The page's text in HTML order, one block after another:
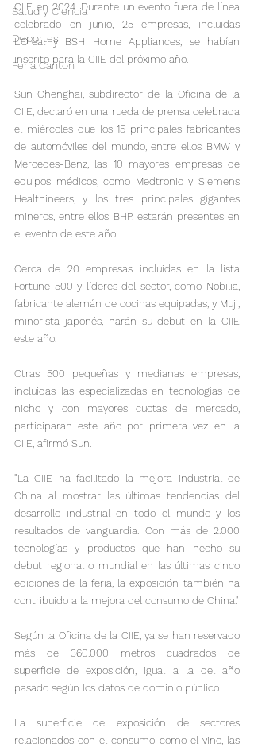
Salud y Ciencia
Deportes
Feria Canton
CIIE en 2024. Durante un evento fuera de línea
celebrado en junio, 25 empresas, incluidas
L'Oreal y BSH Home Appliances, se habían
inscrito para la CIIE del próximo año.
Sun Chenghai, subdirector de la Oficina de la
CIIE, declaró en una rueda de prensa celebrada
el miércoles que los 15 principales fabricantes
de automóviles del mundo, entre ellos BMW y
Mercedes-Benz, las 10 mayores empresas de
equipos médicos, como Medtronic y Siemens
Healthineers, y los tres principales gigantes
mineros, entre ellos BHP, estarán presentes en
el evento de este año.
Cerca de 20 empresas incluidas en la lista
Fortune 500 y líderes del sector, como Nobilia,
fabricante alemán de cocinas equipadas, y Muji,
minorista japonés, harán su debut en la CIIE
este año.
Otras 500 pequeñas y medianas empresas,
incluidas las especializadas en tecnologías de
nicho y con mayores cuotas de mercado,
participarán este año por primera vez en la
CIIE, afirmó Sun.
"La CIIE ha facilitado la mejora industrial de
China al mostrar las últimas tendencias del
desarrollo industrial en todo el mundo y los
resultados de vanguardia. Con más de 2.000
tecnologías y productos que han hecho su
debut regional o mundial en las últimas cinco
ediciones de la feria, la exposición también ha
contribuido a la mejora del consumo de China."
Según la Oficina de la CIIE, ya se han reservado
más de 360.000 metros cuadrados de
superficie de exposición, igual a la del año
pasado según los datos de dominio público.
La superficie de exposición de sectores
relacionados con el consumo como el vino, las